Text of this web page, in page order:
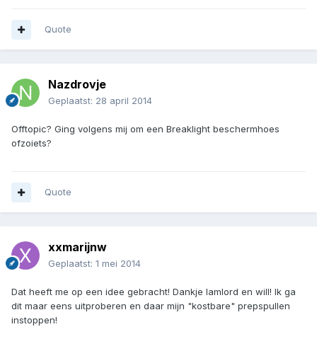
Quote
Nazdrovje
Geplaatst: 28 april 2014
Offtopic? Ging volgens mij om een Breaklight beschermhoes
ofzoiets?
Quote
xxmarijnw
Geplaatst: 1 mei 2014
Dat heeft me op een idee gebracht! Dankje Iamlord en will! Ik ga
dit maar eens uitproberen en daar mijn "kostbare" prepspullen
instoppen!